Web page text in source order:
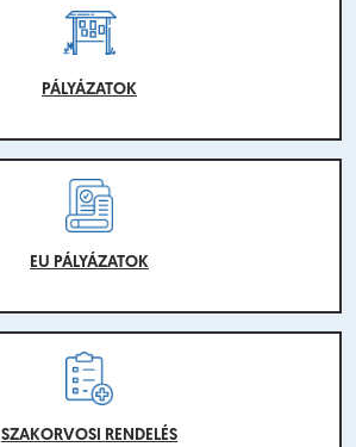
PÁLYÁZATOK
EU PÁLYÁZATOK
SZAKORVOSI RENDELÉS